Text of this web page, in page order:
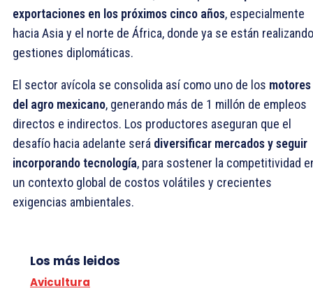
exportaciones en los próximos cinco años, especialmente
hacia Asia y el norte de África, donde ya se están realizando
gestiones diplomáticas.
El sector avícola se consolida así como uno de los motores
del agro mexicano, generando más de 1 millón de empleos
directos e indirectos. Los productores aseguran que el
desafío hacia adelante será diversificar mercados y seguir
incorporando tecnología, para sostener la competitividad
un contexto global de costos volátiles y crecientes
exigencias ambientales.
Los más leidos
Avicultura